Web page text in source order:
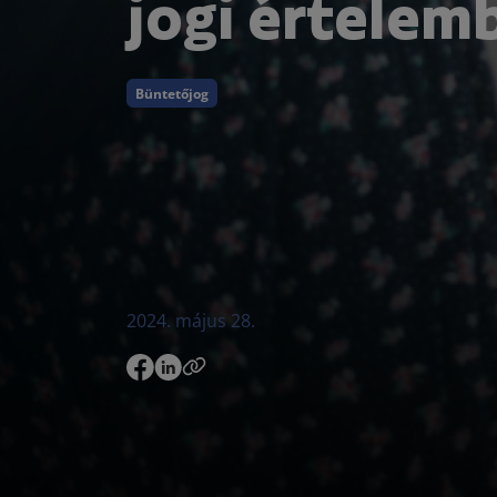
jogi
Büntetőjog
2024. május 28.